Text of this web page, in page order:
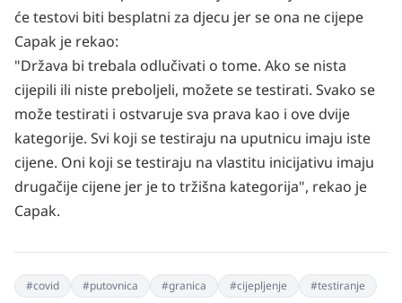
će testovi biti besplatni za djecu jer se ona ne cijepe
Capak je rekao:
"Država bi trebala odlučivati o tome. Ako se nista
cijepili ili niste preboljeli, možete se testirati. Svako se
može testirati i ostvaruje sva prava kao i ove dvije
kategorije. Svi koji se testiraju na uputnicu imaju iste
cijene. Oni koji se testiraju na vlastitu inicijativu imaju
drugačije cijene jer je to tržišna kategorija", rekao je
Capak.
#covid #putovnica #granica #cijepljenje #testiranje